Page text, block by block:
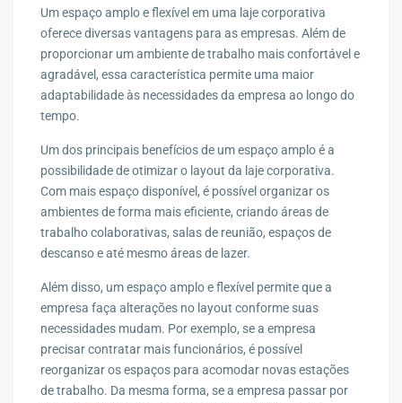
Um espaço amplo e flexível em uma laje corporativa
oferece diversas vantagens para as empresas. Além de
proporcionar um ambiente de trabalho mais confortável e
agradável, essa característica permite uma maior
adaptabilidade às necessidades da empresa ao longo do
tempo.
Um dos principais benefícios de um espaço amplo é a
possibilidade de otimizar o layout da laje corporativa.
Com mais espaço disponível, é possível organizar os
ambientes de forma mais eficiente, criando áreas de
trabalho colaborativas, salas de reunião, espaços de
descanso e até mesmo áreas de lazer.
Além disso, um espaço amplo e flexível permite que a
empresa faça alterações no layout conforme suas
necessidades mudam. Por exemplo, se a empresa
precisar contratar mais funcionários, é possível
reorganizar os espaços para acomodar novas estações
de trabalho. Da mesma forma, se a empresa passar por